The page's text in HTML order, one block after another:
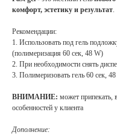
комфорт, эстетику и результат.
Рекомендации:
1. Использовать под гель
(полимеризация 60 сек, 48 W)
2. При необходимости снять
3. Полимеризовать гель 60 сек,
ВНИМАНИЕ: может припекать,
особенностей у клиента
Дополнение: